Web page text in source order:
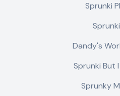
Sprunki
Dandy's
Sprunki But
Sprunky